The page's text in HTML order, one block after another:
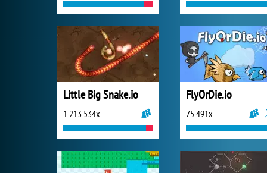
Little Big Snake.io
1 213 534x
FlyOrDie.io
75 491x